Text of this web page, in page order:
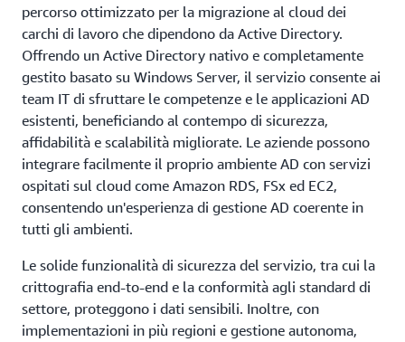
percorso ottimizzato per la migrazione al cloud dei
carchi di lavoro che dipendono da Active Directory.
Offrendo un Active Directory nativo e completamente
gestito basato su Windows Server, il servizio consente ai
team IT di sfruttare le competenze e le applicazioni AD
esistenti, beneficiando al contempo di sicurezza,
affidabilità e scalabilità migliorate. Le aziende possono
integrare facilmente il proprio ambiente AD con servizi
ospitati sul cloud come Amazon RDS, FSx ed EC2,
consentendo un'esperienza di gestione AD coerente in
tutti gli ambienti.
Le solide funzionalità di sicurezza del servizio, tra cui la
crittografia end-to-end e la conformità agli standard di
settore, proteggono i dati sensibili. Inoltre, con
implementazioni in più regioni e gestione autonoma,